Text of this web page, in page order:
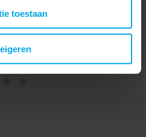
toestaanzijde. Ideaal voor ...